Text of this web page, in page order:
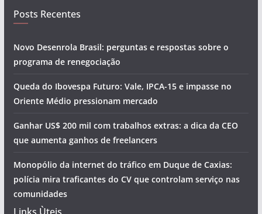
Posts Recentes
Novo Desenrola Brasil: perguntas e respostas sobre o
programa de renegociação
Queda do Ibovespa Futuro: Vale, IPCA-15 e impasse no
Oriente Médio pressionam mercado
Ganhar US$ 200 mil com trabalhos extras: a dica da CEO
que aumenta ganhos de freelancers
Monopólio da internet do tráfico em Duque de Caxias:
polícia mira traficantes do CV que controlam serviço nas
comunidades